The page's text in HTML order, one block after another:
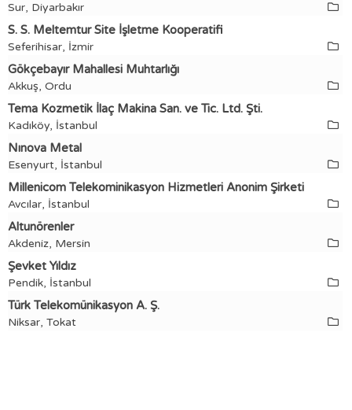
Sur, Diyarbakır
S. S. Meltemtur Site İşletme Kooperatifi
Seferihisar, İzmir
Gökçebayır Mahallesi Muhtarlığı
Akkuş, Ordu
Tema Kozmetik İlaç Makina San. ve Tic. Ltd. Şti.
Kadıköy, İstanbul
Nınova Metal
Esenyurt, İstanbul
Millenicom Telekominikasyon Hizmetleri Anonim Şirketi
Avcılar, İstanbul
Altunörenler
Akdeniz, Mersin
Şevket Yıldız
Pendik, İstanbul
Türk Telekomünikasyon A. Ş.
Niksar, Tokat